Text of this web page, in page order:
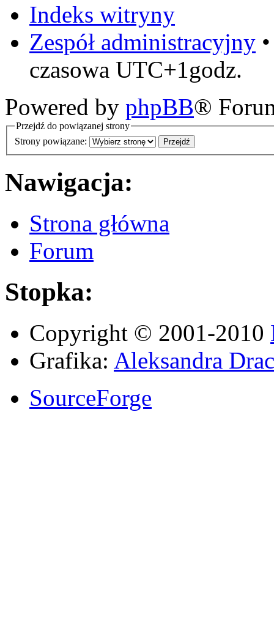
Indeks witryny
Zespół administracyjny
czasowa UTC+1godz.
Powered by phpBB®
Przejdź do powiązanej strony
Strony powiązane:
Nawigacja:
Strona główna
Forum
Stopka:
Copyright © 2001-2010
Grafika: Aleksandra
SourceForge